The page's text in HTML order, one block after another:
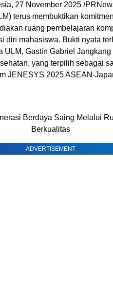
, 27 November 2025 /
terus membuktikan
ruang pembelajaran
diri mahasiswa. Bukti nyata
ULM, Gastin Gabriel
yang terpilih sebagai
JENESYS 2025 ASEAN-
Berdaya Saing Melalui
Berkualitas
ADVERTISEMENT